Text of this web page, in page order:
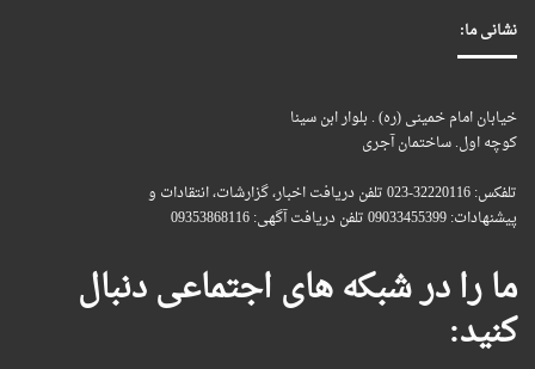
نشانی ما:
خیابان امام خمینی (ره) . بلوار ابن سینا
کوچه اول. ساختمان آجری
تلفکس: 32220116-023 تلفن دریافت اخبار، گزارشات، انتقادات و
پیشنهادات: 09033455399 تلفن دریافت آگهی: 09353868116
ما را در شبکه های اجتماعی دنبال
کنید: